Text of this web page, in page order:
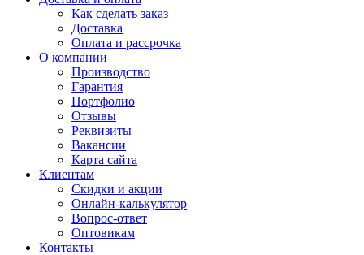
Как сделать заказ
Доставка
Оплата и рассрочка
О компании
Производство
Гарантия
Портфолио
Отзывы
Реквизиты
Вакансии
Карта сайта
Клиентам
Скидки и акции
Онлайн-калькулятор
Вопрос-ответ
Оптовикам
Контакты